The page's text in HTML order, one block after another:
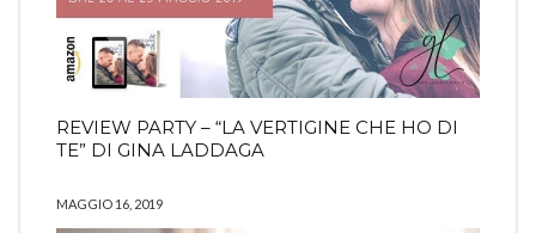
REVIEW PARTY – “LA VERTIGINE CHE HO DI
TE” DI GINA LADDAGA
MAGGIO 16, 2019